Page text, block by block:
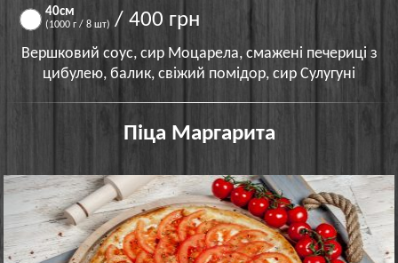
40см
(1000 г / 8 шт) / 400 грн
Вершковий соус, сир Моцарела, смажені печериці з
цибулею, балик, свіжий помідор, сир Сулугуні
Піца Маргарита